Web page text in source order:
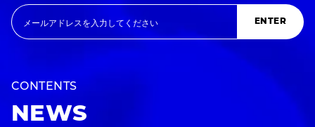
ENTER
CONTENTS
NEWS